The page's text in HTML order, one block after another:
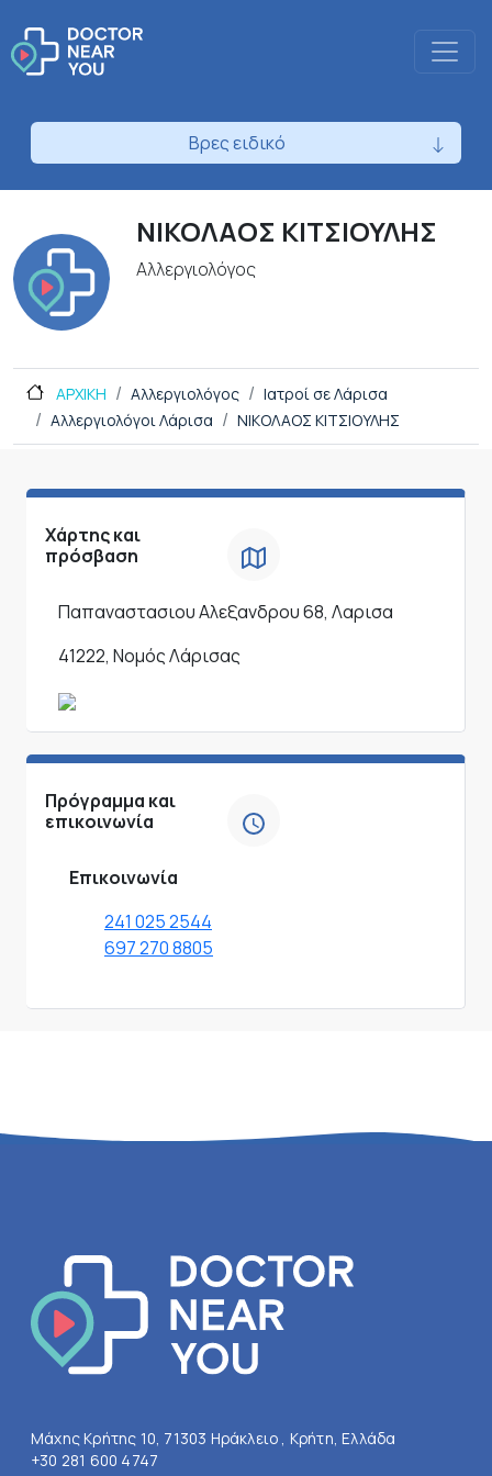
Βρες ειδικό
ΝΙΚΟΛΑΟΣ ΚΙΤΣΙΟΥΛΗΣ
Αλλεργιολόγος
ΑΡΧΙΚΗ Αλλεργιολόγος
Ιατροί σε Λάρισα
Αλλεργιολόγοι Λάρισα
ΝΙΚΟΛΑΟΣ ΚΙΤΣΙΟΥΛΗΣ
Χάρτης και
πρόσβαση
Παπαναστασιου Αλεξανδρου 68, Λαρισα
41222, Νομός Λάρισας
Πρόγραμμα και
επικοινωνία
Επικοινωνία
241 025 2544
697 270 8805
Μάχης Κρήτης 10, 71303 Ηράκλειο , Κρήτη, Ελλάδα
+30 281 600 4747